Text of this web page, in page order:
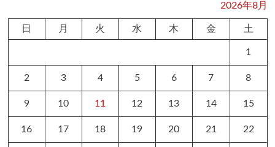
2026年8月
日 月 火 水 木 金 土
1
2 3 4 5 6 7 8
9 10 11 12 13 14 15
16 17 18 19 20 21 22